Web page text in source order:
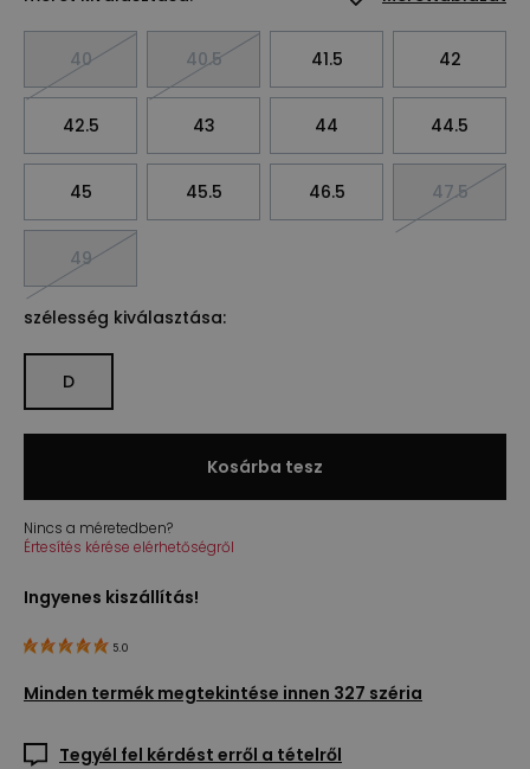
40 40.5 41.5 42
42.5 43 44 44.5
45 45.5 46.5 47.5
49
szélesség kiválasztása:
D
Kosárba tesz
Nincs a méretedben?
Értesítés kérése elérhetőségről
Ingyenes kiszállítás!
5.0
Minden termék megtekintése innen 327 széria
Tegyél fel kérdést erről a tételről